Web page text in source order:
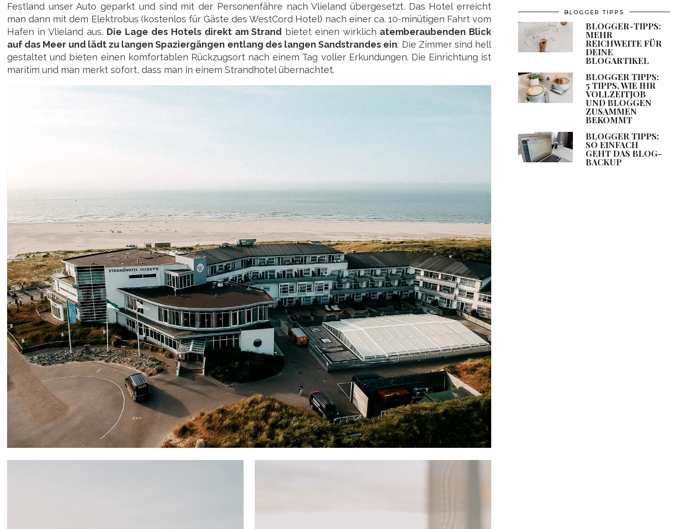
Festland unser Auto geparkt und sind mit der Personenfähre nach Vlieland übergesetzt. Das Hotel erreicht
man dann mit dem Elektrobus (kostenlos für Gäste des WestCord Hotel) nach einer ca. 10-minütigen Fahrt vom
Hafen in Vlieland aus. Die Lage des Hotels direkt am Strand bietet einen wirklich atemberaubenden Blick
auf das Meer und lädt zu langen Spaziergängen entlang des langen Sandstrandes ein. Die Zimmer sind hell
gestaltet und bieten einen komfortablen Rückzugsort nach einem Tag voller Erkundungen. Die Einrichtung ist
maritim und man merkt sofort, dass man in einem Strandhotel übernachtet.
BLOGGER TIPPS
BLOGGER-TIPPS:
MEHR
REICHWEITE FÜR
DEINE
BLOGARTIKEL
BLOGGER TIPPS:
5 TIPPS, WIE IHR
VOLLZEITJOB
UND BLOGGEN
ZUSAMMEN
BEKOMMT
BLOGGER TIPPS:
SO EINFACH
GEHT DAS BLOG-
BACKUP